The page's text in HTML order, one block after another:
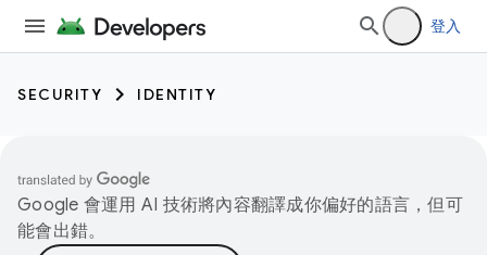
登入
SECURITY IDENTITY
Google 會運用 AI 技術將內容翻譯成你偏好的語言，但可
能會出錯。